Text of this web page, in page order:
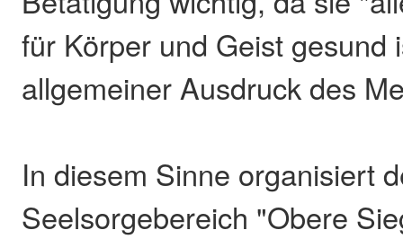
für Körper und Geist gesund
allgemeiner Ausdruck des
In diesem Sinne organisiert
Seelsorgebereich "Obere